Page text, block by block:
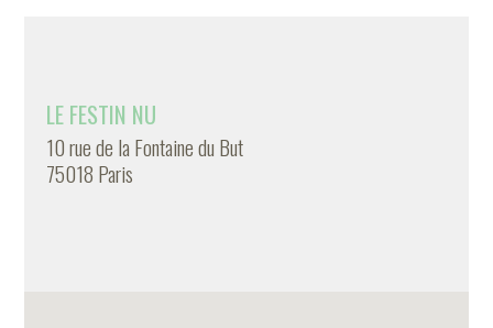
LE FESTIN NU
10 rue de la Fontaine du But
75018 Paris